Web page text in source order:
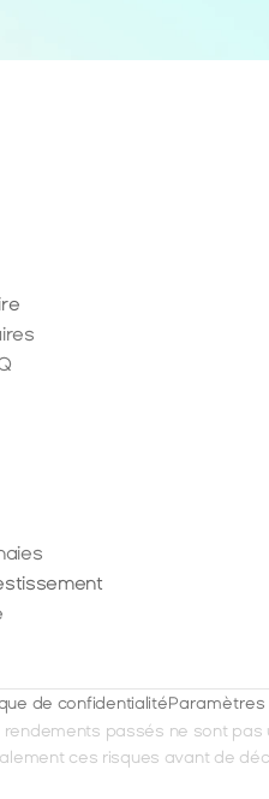
de confidentialité
passés ne sont pas
ces risques avant de